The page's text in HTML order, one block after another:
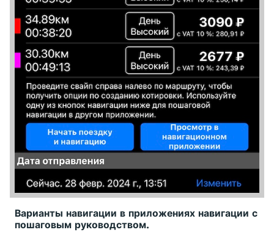
Варианты навигации в приложениях навигации с
пошаговым руководством.